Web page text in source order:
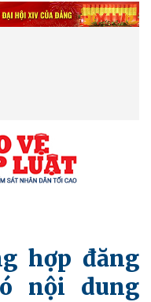
hợp đăng
nội dung